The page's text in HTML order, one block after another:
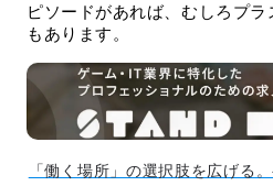
ピソードがあれば、むしろプラ
もあります。
「働く場所」の選択肢を広げる